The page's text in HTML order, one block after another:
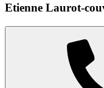
Etienne Laurot-